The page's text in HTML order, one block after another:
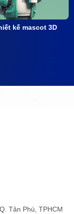
kế mascot 3D
Tân Phú, TPHCM